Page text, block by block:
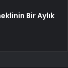
Bir Aylık